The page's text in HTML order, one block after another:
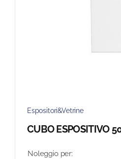
Espositori&Vetrine
CUBO ESPOSITIVO
Noleggio per: